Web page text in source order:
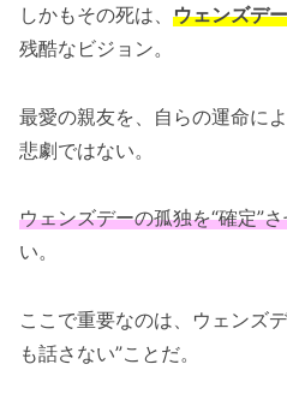
しかもその死は、 ウェンズデ
残酷なビジョン。
最愛の親友を、自らの運命に
悲劇ではない。
ウェンズデーの孤独を“確定”
い。
ここで重要なのは、ウェンズ
も話さない”ことだ。